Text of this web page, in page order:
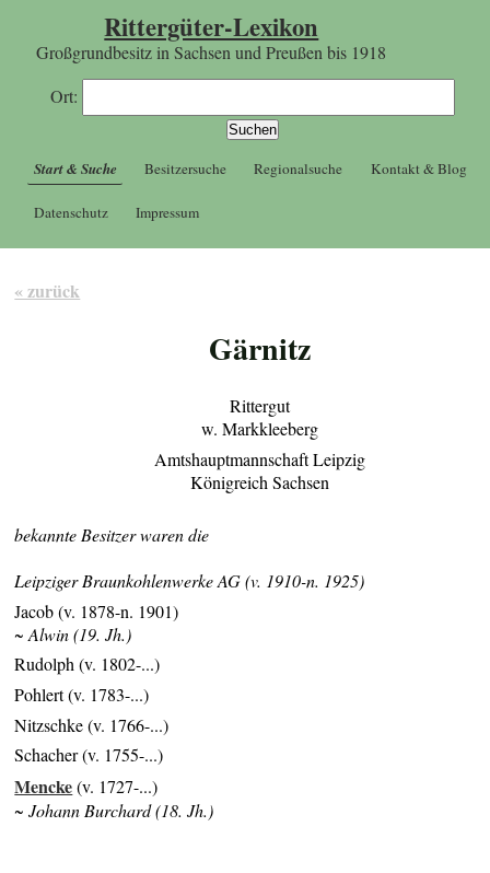
Rittergüter-Lexikon
Großgrundbesitz in Sachsen und Preußen bis 1918
Ort:
Start & Suche Besitzersuche Regionalsuche Kontakt & Blog
Datenschutz Impressum
« zurück
Gärnitz
Rittergut
w. Markkleeberg
Amtshauptmannschaft Leipzig
Königreich Sachsen
bekannte Besitzer waren die
Leipziger Braunkohlenwerke AG (v. 1910-n. 1925)
Jacob (v. 1878-n. 1901)
~ Alwin (19. Jh.)
Rudolph (v. 1802-...)
Pohlert (v. 1783-...)
Nitzschke (v. 1766-...)
Schacher (v. 1755-...)
Mencke(v. 1727-...)
~ Johann Burchard (18. Jh.)